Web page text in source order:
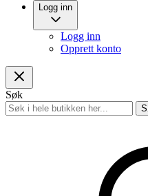
Logg inn
Logg inn
Opprett konto
Søk